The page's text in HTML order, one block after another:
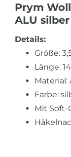
Prym
ALU
Details:
Größe:
Länge:
Farbe:
Mit Soft-